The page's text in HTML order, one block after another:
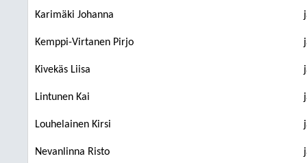
Karimäki Johanna
Kemppi-Virtanen Pirjo
Kivekäs Liisa
Lintunen Kai
Louhelainen Kirsi
Nevanlinna Risto